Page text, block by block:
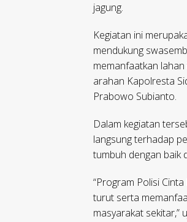
jagung.
Kegiatan ini
mendukung
memanfaatkan
arahan Kapolresta
Prabowo Subianto.
Dalam kegiatan
langsung terhadap
tumbuh dengan baik
“Program Polisi
turut serta
masyarakat sekitar,”